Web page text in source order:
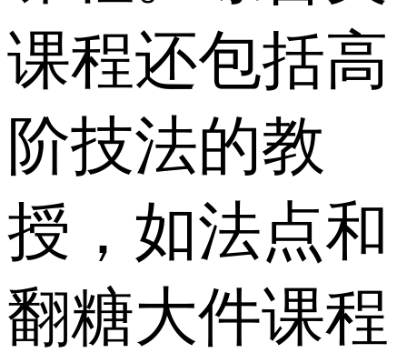
课程还包括高
阶技法的教
授，如法点和
翻糖大件课程